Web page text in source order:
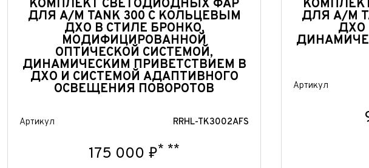
КОМПЛЕКТ СВЕТОДИОДНЫХ ФАР
ДЛЯ А/М TANK 300 С КОЛЬЦЕВЫМ
ДХО В СТИЛЕ БРОНКО,
МОДИФИЦИРОВАННОЙ
ОПТИЧЕСКОЙ СИСТЕМОЙ,
ДИНАМИЧЕСКИМ ПРИВЕТСТВИЕМ В
ДХО И СИСТЕМОЙ АДАПТИВНОГО
ОСВЕЩЕНИЯ ПОВОРОТОВ
Артикул RRHL-TK3002AFS
175 000 ₽* **
ДЛЯ А/М
ДХО
Артикул